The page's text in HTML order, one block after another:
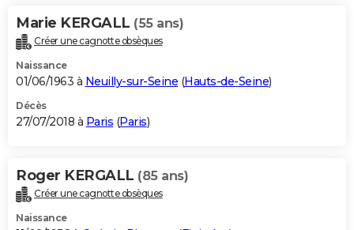
Marie KERGALL (55 ans)
Créer une cagnotte obsèques
Naissance
01/06/1963 à Neuilly-sur-Seine (Hauts-de-Seine)
Décès
27/07/2018 à Paris (Paris)
Roger KERGALL (85 ans)
Créer une cagnotte obsèques
Naissance